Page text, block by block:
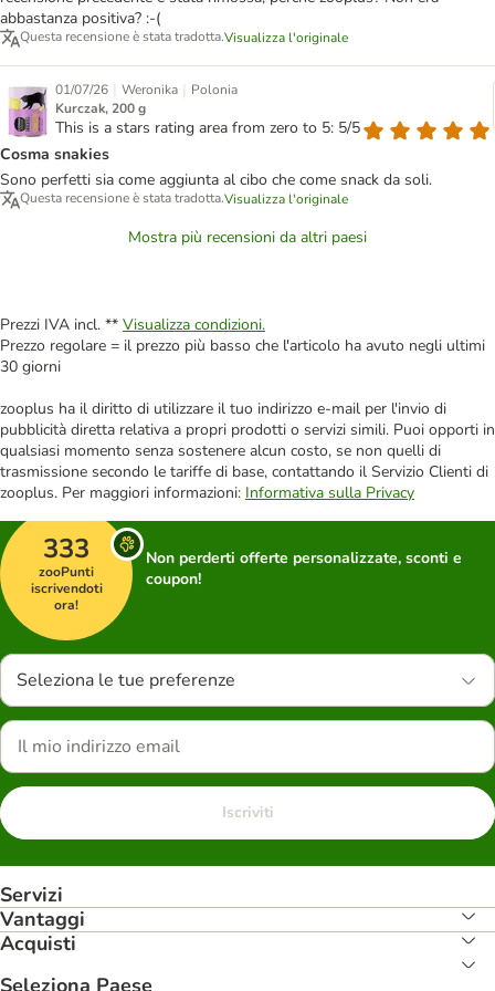
abbastanza positiva? :-(
Questa recensione è stata tradotta.Visualizza l'originale
01/07/26 | Weronika | Polonia
Kurczak, 200 g
This is a stars rating area from zero to 5: 5/5
Cosma snakies
Sono perfetti sia come aggiunta al cibo che come snack da soli.
Questa recensione è stata tradotta.Visualizza l'originale
Mostra più recensioni da altri paesi
Prezzi IVA incl. ** Visualizza condizioni.
Prezzo regolare = il prezzo più basso che l'articolo ha avuto negli ultimi
30 giorni
zooplus ha il diritto di utilizzare il tuo indirizzo e-mail per l'invio di
pubblicità diretta relativa a propri prodotti o servizi simili. Puoi opporti in
qualsiasi momento senza sostenere alcun costo, se non quelli di
trasmissione secondo le tariffe di base, contattando il Servizio Clienti di
zooplus. Per maggiori informazioni: Informativa sulla Privacy
333
zooPunti
iscrivendoti
ora!
Non perderti offerte personalizzate, sconti e
coupon!
Seleziona le tue preferenze
Iscriviti
Servizi
Vantaggi
Acquisti